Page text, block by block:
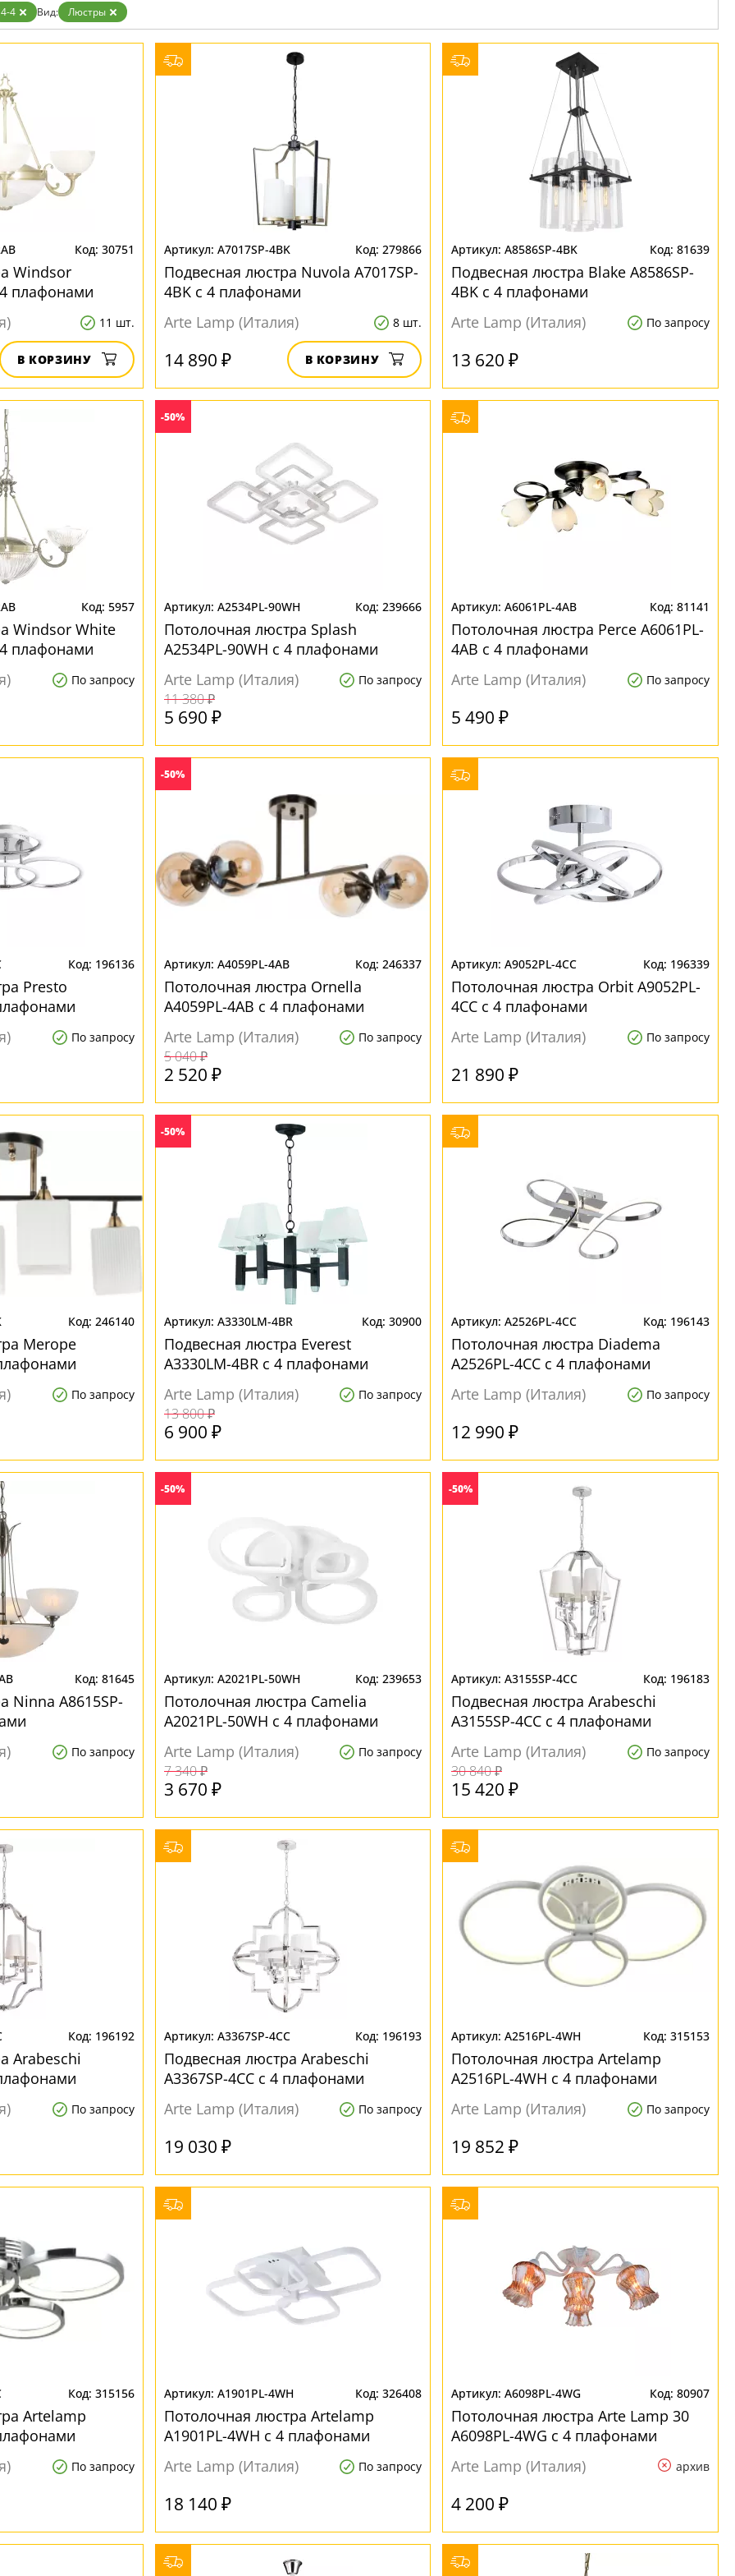
Бронза
Золото
Прозрачные
4-4 Вид: Люстры
30751
Windsor
плафонами
11 шт.
В КОРЗИНУ
A7017SP-4BK 279866
Подвесная люстра Nuvola A7017SP-
4BK с 4 плафонами
Arte Lamp (Италия)
8 шт.
14 890 ₽ В КОРЗИНУ
A8586SP-4BK 81639
Подвесная люстра Blake A8586SP-
4BK с 4 плафонами
Arte Lamp (Италия)
По запросу
13 620 ₽
5957
Windsor White
плафонами
По запросу
-50%
A2534PL-90WH 239666
Потолочная люстра Splash
A2534PL-90WH с 4 плафонами
Arte Lamp (Италия)
По запросу
11 380 ₽
5 690 ₽
A6061PL-4AB 81141
Потолочная люстра Perce A6061PL-
4AB с 4 плафонами
Arte Lamp (Италия)
По запросу
5 490 ₽
196136
Presto
По запросу
-50%
A4059PL-4AB 246337
Потолочная люстра Ornella
A4059PL-4AB с 4 плафонами
Arte Lamp (Италия)
По запросу
5 040 ₽
2 520 ₽
A9052PL-4CC 196339
Потолочная люстра Orbit A9052PL-
4CC с 4 плафонами
Arte Lamp (Италия)
По запросу
21 890 ₽
246140
Merope
По запросу
-50%
A3330LM-4BR 30900
Подвесная люстра Everest
A3330LM-4BR с 4 плафонами
Arte Lamp (Италия)
По запросу
13 800 ₽
6 900 ₽
A2526PL-4CC 196143
Потолочная люстра Diadema
A2526PL-4CC с 4 плафонами
Arte Lamp (Италия)
По запросу
12 990 ₽
81645
Ninna A8615SP-
По запросу
-50%
A2021PL-50WH 239653
Потолочная люстра Camelia
A2021PL-50WH с 4 плафонами
Arte Lamp (Италия)
По запросу
7 340 ₽
3 670 ₽
-50%
A3155SP-4CC 196183
Подвесная люстра Arabeschi
A3155SP-4CC с 4 плафонами
Arte Lamp (Италия)
По запросу
30 840 ₽
15 420 ₽
196192
Arabeschi
По запросу
A3367SP-4CC 196193
Подвесная люстра Arabeschi
A3367SP-4CC с 4 плафонами
Arte Lamp (Италия)
По запросу
19 030 ₽
A2516PL-4WH 315153
Потолочная люстра Artelamp
A2516PL-4WH с 4 плафонами
Arte Lamp (Италия)
По запросу
19 852 ₽
315156
Artelamp
По запросу
A1901PL-4WH 326408
Потолочная люстра Artelamp
A1901PL-4WH с 4 плафонами
Arte Lamp (Италия)
По запросу
18 140 ₽
A6098PL-4WG 80907
Потолочная люстра Arte Lamp 30
A6098PL-4WG с 4 плафонами
Arte Lamp (Италия)
архив
4 200 ₽